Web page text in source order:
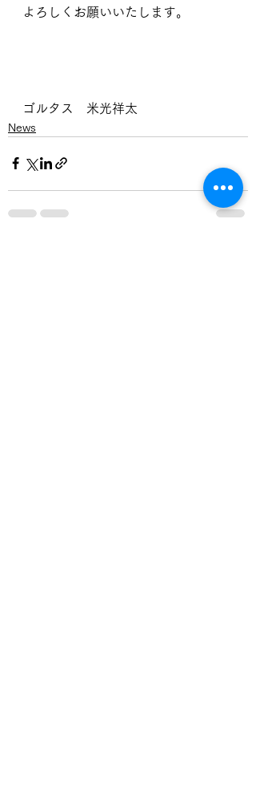
よろしくお願いいたします。
ゴルタス　米光祥太
News